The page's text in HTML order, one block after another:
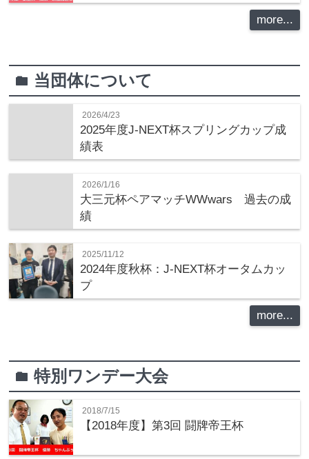
more...
folder 当団体について
2026/4/23
2025年度J-NEXT杯スプリングカップ成
績表
2026/1/16
大三元杯ペアマッチWWwars 過去の成
績
2025/11/12
2024年度秋杯：J-NEXT杯オータムカッ
プ
more...
folder特別ワンデー大会
2018/7/15
【2018年度】第3回 闘牌帝王杯